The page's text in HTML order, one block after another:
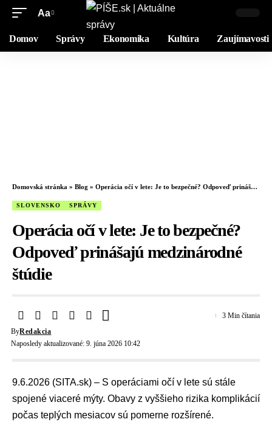
Aa
Domov Správy Ekonomika Kultúra Zaujímavosti
Domovská stránka » Blog » Operácia očí v lete: Je to bezpečné? Odpoveď prinášajú medzinárodné štúdie
SLOVENSKO SPRÁVY
Operácia očí v lete: Je to bezpečné?
Odpoveď prinášajú medzinárodné
štúdie
Naposledy aktualizované: 9. júna 2026 10:42
ByRedakcia
3 Min čítania
9.6.2026 (SITA.sk) – S operáciami očí v lete sú stále
spojené viaceré mýty. Obavy z vyššieho rizika komplikácií
počas teplých mesiacov sú pomerne rozšírené.